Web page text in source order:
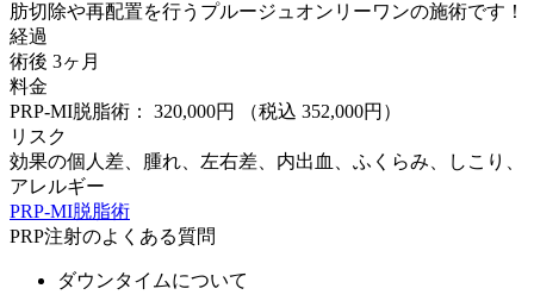
肪切除や再配置を行うプルージュオンリーワンの施術です！
経過
術後 3ヶ月
料金
PRP-MI脱脂術： 320,000円
（税込 352,000円）
リスク
効果の個人差、腫れ、左右差、内出血、ふくらみ、しこり、
アレルギー
PRP-MI脱脂術
PRP注射のよくある質問
ダウンタイムについて